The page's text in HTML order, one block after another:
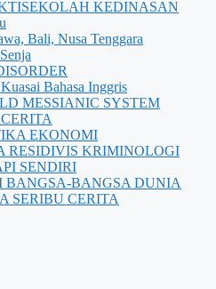
KEDINASAN
Bali, Nusa Tenggara
Bahasa Inggris
MESSIANIC SYSTEM
EKONOMI
RESIDIVIS KRIMINOLOGI
SENDIRI
BANGSA-BANGSA DUNIA
SERIBU CERITA